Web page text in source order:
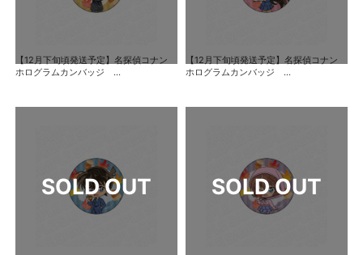
【12月下旬頃発送予定】名探偵コナン
ホログラムカンバッジ ...
【12月下旬頃発送予定】名探偵コナン
ホログラムカンバッジ ...